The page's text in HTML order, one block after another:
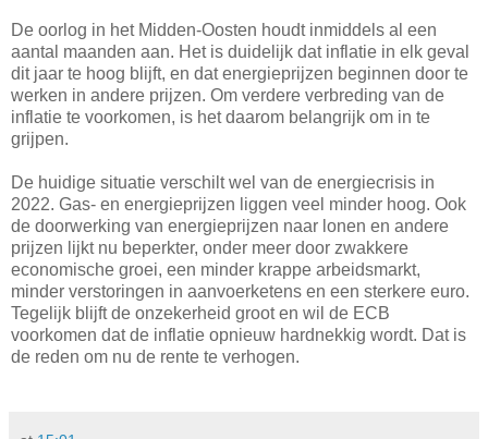
De oorlog in het Midden-Oosten houdt inmiddels al een
aantal maanden aan. Het is duidelijk dat inflatie in elk geval
dit jaar te hoog blijft, en dat energieprijzen beginnen door te
werken in andere prijzen. Om verdere verbreding van de
inflatie te voorkomen, is het daarom belangrijk om in te
grijpen.
De huidige situatie verschilt wel van de energiecrisis in
2022. Gas- en energieprijzen liggen veel minder hoog. Ook
de doorwerking van energieprijzen naar lonen en andere
prijzen lijkt nu beperkter, onder meer door zwakkere
economische groei, een minder krappe arbeidsmarkt,
minder verstoringen in aanvoerketens en een sterkere euro.
Tegelijk blijft de onzekerheid groot en wil de ECB
voorkomen dat de inflatie opnieuw hardnekkig wordt. Dat is
de reden om nu de rente te verhogen.